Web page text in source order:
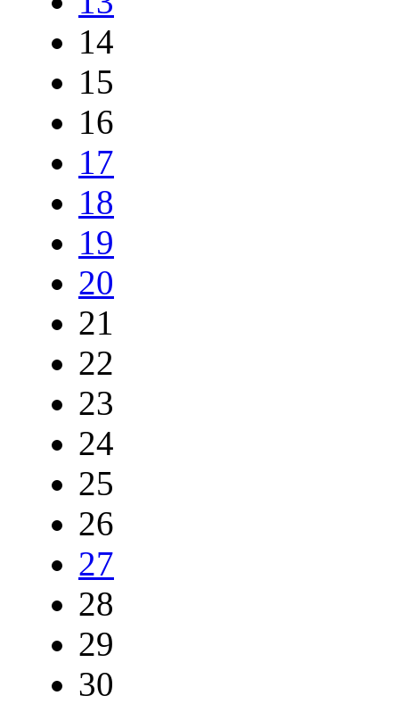
14
15
16
17
18
19
20
21
22
23
24
25
26
27
28
29
30